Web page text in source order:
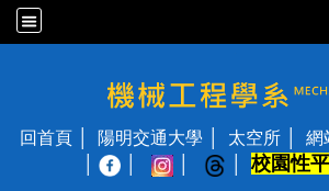
國立陽明交通大學 機
回首頁 陽明交通大學 太空所 網
校園性